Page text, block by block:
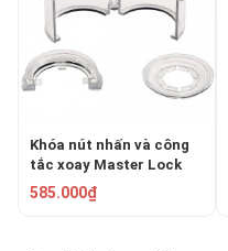
Khóa nút nhấn và công
tắc xoay Master Lock
S2151
585.000₫